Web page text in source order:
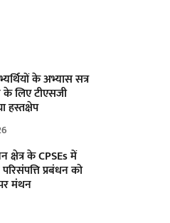
के अभ्यास सत्र
के लिए टीएसजी
हस्तक्षेप
के CPSEs में
प्रबंधन को
मंथन